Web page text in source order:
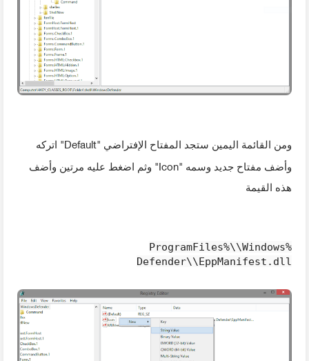
ومن القائمة اليمين ستجد المفتاح الإفتراضي "Default" اتركه
وأضف مفتاح جديد وسمه "Icon" وثم اضغط عليه مرتين وأضف
هذه القيمة
%ProgramFiles%\\Windows
Defender\\EppManifest.dll